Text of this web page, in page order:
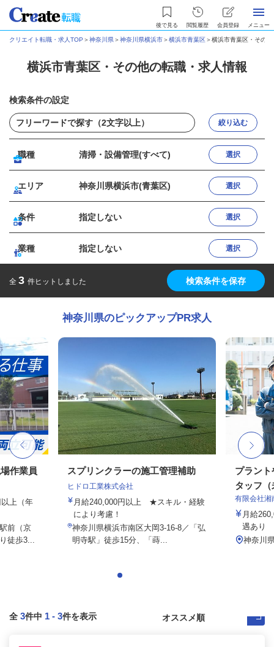
後で見る 閲覧履歴 会員登録 メニュー
クリエイト転職・求人TOP ＞神奈川県＞神奈川県横浜市＞横浜市青葉区＞横浜市青葉区・その
横浜市青葉区・その他の転職・求人情報
検索条件の設定
絞り込む
職種 清掃・設備管理(すべて) 選択
エリア 神奈川県横浜市(青葉区) 選択
条件 指定しない 選択
業種 指定しない 選択
全 3 件ヒットしました 検索条件を保存
神奈川県のピックアップPR求人
作業員
上（年
前（京
徒歩3...
スプリンクラーの施工管理補助
ヒドロ工業株式会社
月給240,000円以上 ★スキル・経験
により考慮！
神奈川県横浜市南区大岡3-16-8／「弘
明寺駅」徒歩15分、「蒔...
プラン
タッフ
有限会社湘
月給
遇あり
神奈川
全 3件中 1 - 3件を表示